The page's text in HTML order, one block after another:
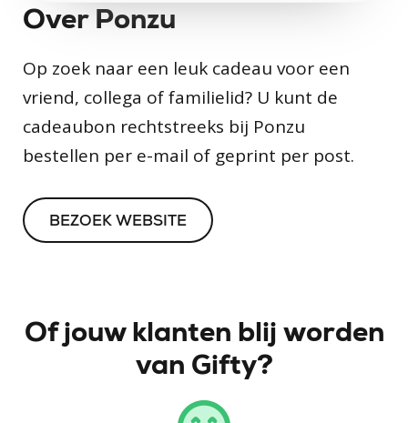
Over Ponzu
Op zoek naar een leuk cadeau voor een
vriend, collega of familielid? U kunt de
cadeaubon rechtstreeks bij Ponzu
bestellen per e-mail of geprint per post.
BEZOEK WEBSITE
Of jouw klanten blij worden
van Gifty?